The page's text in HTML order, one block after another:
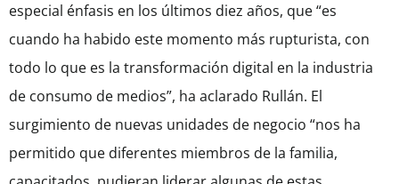
especial énfasis en los últimos diez años, que “es
cuando ha habido este momento más rupturista, con
todo lo que es la transformación digital en la industria
de consumo de medios”, ha aclarado Rullán. El
surgimiento de nuevas unidades de negocio “nos ha
permitido que diferentes miembros de la familia,